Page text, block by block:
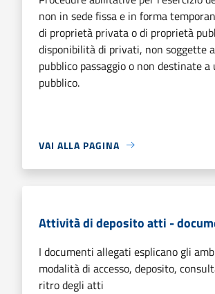
non in sede fissa e in forma
di proprietà privata o di proprietà
disponibilità di privati, non soggette
pubblico passaggio o non destinate a
pubblico.
VAI ALLA PAGINA
Attività di deposito atti -
I documenti allegati esplicano gli
modalità di accesso, deposito,
ritro degli atti